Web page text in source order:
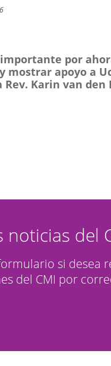
por
mostrar apoyo a
Karin van den
noticias del
si desea
del CMI por